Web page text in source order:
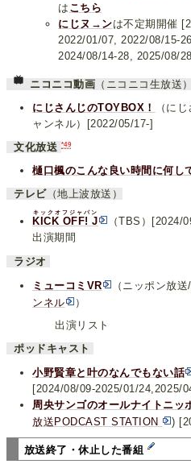
は こちら
にじヌ→ンは不定期開催
2022/01/07, 2022/08/15-
2024/08/14-28, 2025/08/
ニコニコ動画 （ニコニコ生放送）
にじさんじのTOYBOX！
（に
ャンネル）[2022/05/17-]
文化放送 *49
樋口楓のこんな良い時間に何し
テレビ（地上波放送）
KICK OFF! J
キックオフジャパン
（TBS）
出演期間
ラジオ
ミューコミVR （ニッポン放
ンネル
）
出演リスト
ポッドキャスト
小野賢章と叶のなんでもない話
[2024/08/09-2025/01/24,2025/
周央サンゴのオールナイトニッ
放送PODCAST STATION
)
放送終了・休止した番組